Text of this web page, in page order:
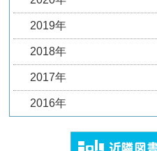
2019年
2018年
2017年
2016年